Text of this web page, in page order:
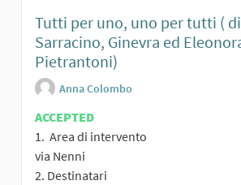
Tutti per uno, uno per tutti (
Sarracino, Ginevra ed
Pietrantoni)
Anna Colombo
ACCEPTED
1. Area di intervento
via Nenni
2. Destinatari